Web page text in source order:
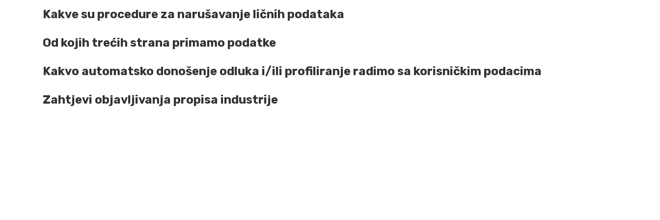
Kakve su procedure za narušavanje ličnih podataka
Od kojih trećih strana primamo podatke
Kakvo automatsko donošenje odluka i/ili profiliranje radimo sa korisničkim podacima
Zahtjevi objavljivanja propisa industrije